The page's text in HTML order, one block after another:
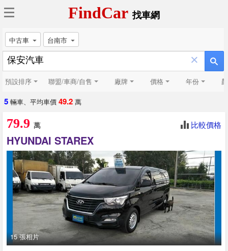
FindCar找車網
中古車 台南市
×
預設排序 聯盟/車商/自售 廠牌 價格 年份
5 輛車、平均車價 49.2 萬
79.9 萬 比較價格
HYUNDAI STAREX
15 張相片